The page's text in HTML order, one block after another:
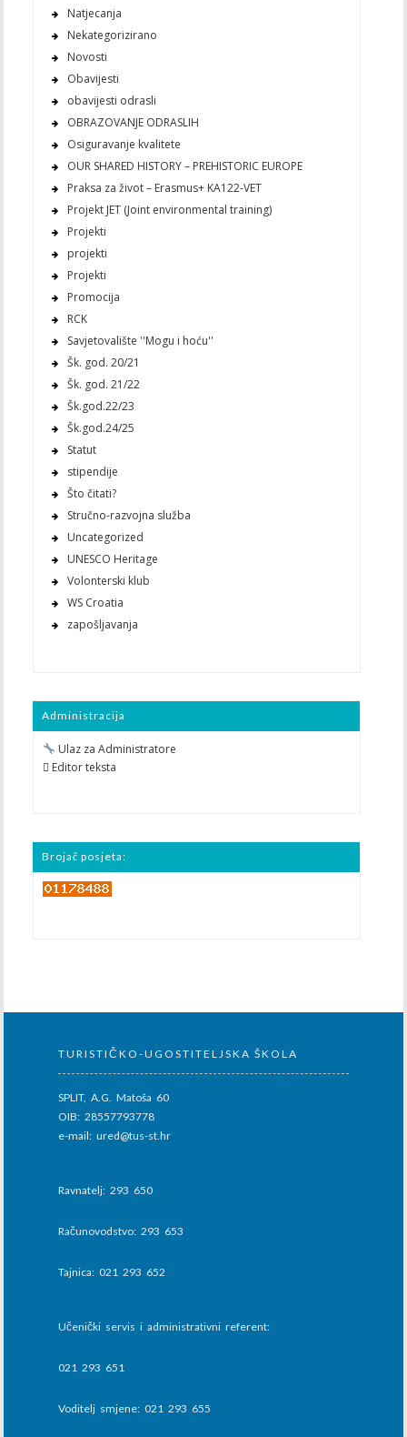
Natjecanja
Nekategorizirano
Novosti
Obavijesti
obavijesti odrasli
OBRAZOVANJE ODRASLIH
Osiguravanje kvalitete
OUR SHARED HISTORY – PREHISTORIC EUROPE
Praksa za život – Erasmus+ KA122-VET
Projekt JET (Joint environmental training)
Projekti
projekti
Projekti
Promocija
RCK
Savjetovalište ''Mogu i hoću''
Šk. god. 20/21
Šk. god. 21/22
Šk.god.22/23
Šk.god.24/25
Statut
stipendije
Što čitati?
Stručno-razvojna služba
Uncategorized
UNESCO Heritage
Volonterski klub
WS Croatia
zapošljavanja
Administracija
Ulaz za Administratore
 Editor teksta
Brojač posjeta:
TURISTIČKO-UGOSTITELJSKA ŠKOLA
SPLIT, A.G. Matoša 60
OIB: 28557793778
e-mail: ured@tus-st.hr
Ravnatelj: 293 650
Računovodstvo: 293 653
Tajnica: 021 293 652
Učenički servis i administrativni referent:
021 293 651
Voditelj smjene: 021 293 655